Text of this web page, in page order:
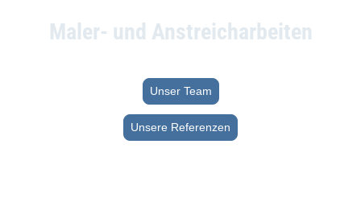
Maler- und Anstreicharbeiten
Unser Team
Unsere Referenzen